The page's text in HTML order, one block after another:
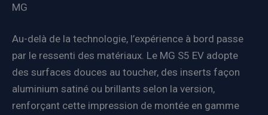
MG
Au-delà de la technologie, l’expérience à bord passe
par le ressenti des matériaux. Le MG S5 EV adopte
des surfaces douces au toucher, des inserts façon
aluminium satiné ou brillants selon la version,
renforçant cette impression de montée en gamme